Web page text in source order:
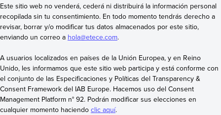
Este sitio web no venderá, cederá ni distribuirá la información personal
recopilada sin tu consentimiento. En todo momento tendrás derecho a
revisar, borrar y/o modificar tus datos almacenados por este sitio,
enviando un correo a hola@etece.com.
A usuarios localizados en países de la Unión Europea, y en Reino
Unido, les informamos que este sitio web participa y está conforme con
el conjunto de las Especificaciones y Políticas del Transparency &
Consent Framework del IAB Europe. Hacemos uso del Consent
Management Platform n° 92. Podrán modificar sus elecciones en
cualquier momento haciendo clic aquí.